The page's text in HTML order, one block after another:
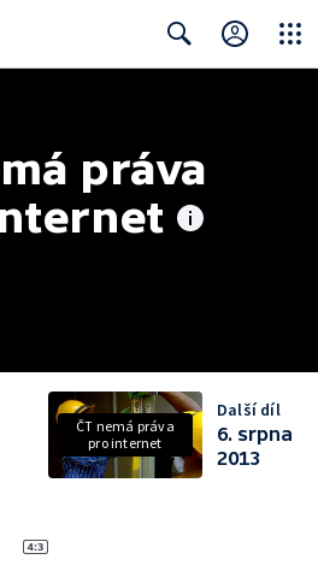
práva
ČT nemá práva
pro internet
Další díl
6. srpna
2013